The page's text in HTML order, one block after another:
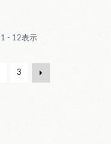
1 - 12表示
3